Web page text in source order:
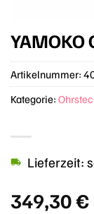
349,30€
Lieferzeit:
Artikelnummer:
Kategorie: